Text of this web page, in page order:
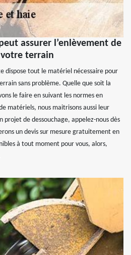
assurer l’enlèvement de
votre terrain
dispose tout le matériel nécessaire pour
sans problème. Quelle que soit la
le faire en suivant les normes en
matériels, nous maitrisons aussi leur
projet de dessouchage, appelez-nous dès
un devis sur mesure gratuitement en
à tout moment pour vous, alors,